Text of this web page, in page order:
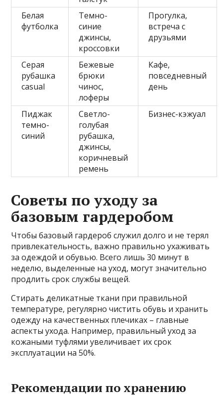
Белая
футболка
Темно-
синие
джинсы,
кроссовки
Прогулка,
встреча с
друзьями
Серая
рубашка
casual
Бежевые
брюки
чинос,
лоферы
Кафе,
повседневный
день
Пиджак
темно-
синий
Светло-
голубая
рубашка,
джинсы,
коричневый
ремень
Бизнес-кэжуал
Советы по уходу за
базовым гардеробом
Чтобы базовый гардероб служил долго и не терял
привлекательность, важно правильно ухаживать
за одеждой и обувью. Всего лишь 30 минут в
неделю, выделенные на уход, могут значительно
продлить срок службы вещей.
Стирать деликатные ткани при правильной
температуре, регулярно чистить обувь и хранить
одежду на качественных плечиках – главные
аспекты ухода. Например, правильный уход за
кожаными туфлями увеличивает их срок
эксплуатации на 50%.
Рекомендации по хранению